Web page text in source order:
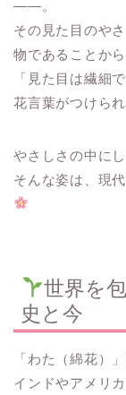
——。
その見た目のや
物であることから
「見た目は繊細
花言葉がつけられ
やさしさの中に
そんな姿は、現
世界を
史と今
「わた（綿花）
インドやアメリ